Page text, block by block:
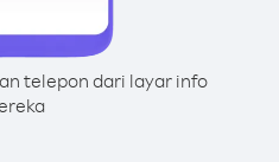
telepon dari layar info